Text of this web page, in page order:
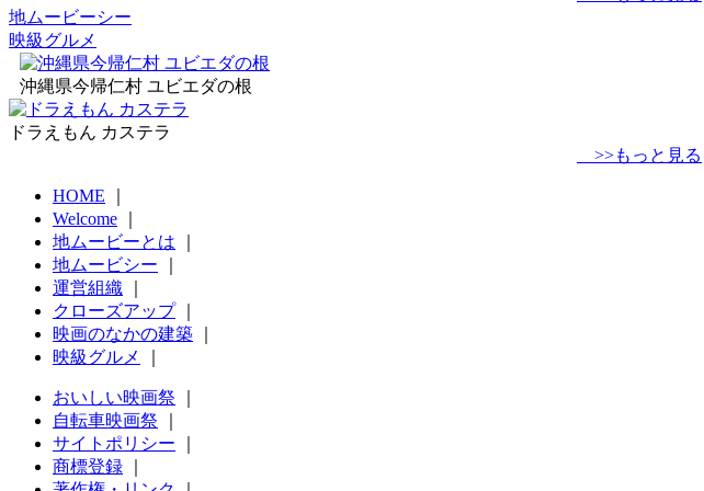
地ムービーシー
映級グルメ
沖縄県今帰仁村 ユビエダの根
ドラえもん カステラ
>>もっと見る
HOME
Welcome
地ムービーとは
地ムービシー
運営組織
クローズアップ｜
映画のなかの建築
映級グルメ
おいしい映画祭
自転車映画祭
サイトポリシー
商標登録